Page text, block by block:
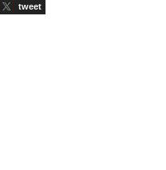
tweet